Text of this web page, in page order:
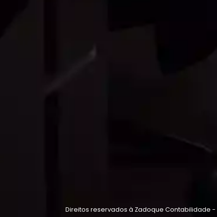
Direitos reservados à Zadoque Contabilidade -